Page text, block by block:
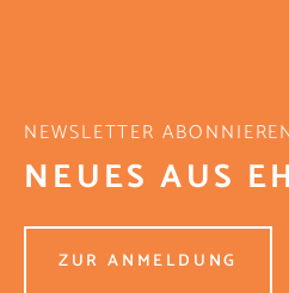
NEWSLETTER
NEUES AUS
ZUR ANMELDUNG